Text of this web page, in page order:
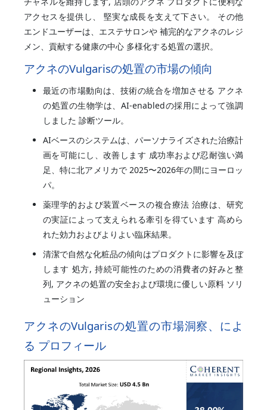
アクセスを提供し、 堅実な成長を支えて下さい。 その他
エンドユーザーは、エステサロンや 補完的なアクネのレジ
メン、貢献する健康の中心 多様化する処置の選択。
アクネのVulgarisの処置の市場の傾向
最近の市場動向は、技術の統合を増加させる アクネ
の処置の生物学は、AI-enabledの採用によって強調
しました 診断ツール。
AIベースのシステムは、パーソナライズされた治療計
画を可能にし、改善します 成功率および忍耐強い満
足、特に北アメリカで 2025〜2026年の間にヨーロッ
パ。
薬理学的および装置ベースの複合療法 治療は、研究
の実証によって支えられる牽引を得ています 高めら
れた効力およびよりよい臨床結果。
清潔で自然な化粧品の傾向はプロダクトに影響を及ぼ
します 処方, 持続可能性のための消費者の好みと整
列, アクネの処置の安全および環境に優しい原料 ソリ
ューション
アクネのVulgarisの処置の市場洞察、によ
る プロフィール